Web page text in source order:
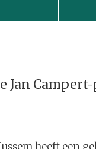
Jan